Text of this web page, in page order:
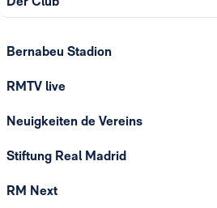
Bernabeu Stadion
RMTV live
Neuigkeiten de Vereins
Stiftung Real Madrid
RM Next